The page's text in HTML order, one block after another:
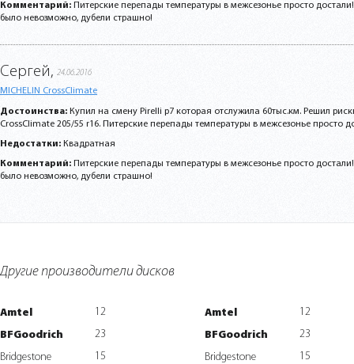
Комментарий: Питерские перепады температуры в межсезонье просто
было невозможно, дубели страшно!
Сергей, 24.06.2016
MICHELIN CrossClimate
Достоинства: Купил на смену Pirelli p7 которая отслужила 60тыс.км. Решил
CrossClimate 205/55 r16. Питерские перепады температуры в межсезонье просто
Недостатки: Квадратная
Комментарий: Питерские перепады температуры в межсезонье просто
было невозможно, дубели страшно!
Другие производители дисков
Amtel
12
BFGoodrich
23
Bridgestone
15
Amtel
12
BFGoodrich
23
Bridgestone
15